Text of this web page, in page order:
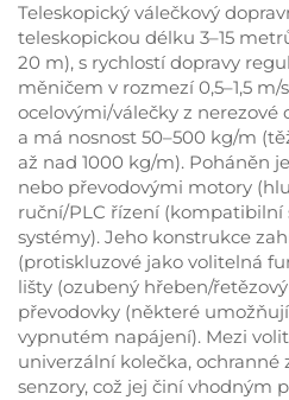
Teleskopický válečkový
teleskopickou délku 3–15
20 m), s rychlostí dopravy
měničem v rozmezí 0,5–1,5 m/
ocelovými/válečky z
a má nosnost 50–500 kg/m
až nad 1000 kg/m). Poháněn
nebo převodovými motory
ruční/PLC řízení
systémy). Jeho konstrukce
(protiskluzové jako volitelná
lišty (ozubený hřeben/
převodovky (některé
vypnutém napájení). Mezi
univerzální kolečka,
senzory, což jej činí vhodným